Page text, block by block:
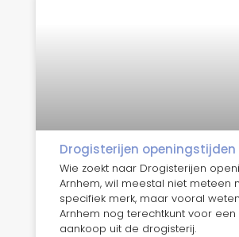
Drogisterijen openingstijden
Wie zoekt naar Drogisterijen
Arnhem, wil meestal niet meteen
specifiek merk, maar vooral
Arnhem nog terechtkunt voor een
aankoop uit de drogisterij.